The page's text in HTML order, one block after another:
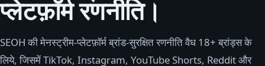
प्लेटफ़ॉर्म रणनीति।
SEOH की मेनस्ट्रीम-प्लेटफ़ॉर्म ब्रांड-सुरक्षित रणनीति वैध 18+ ब्रांड्स के
लिये, जिसमें TikTok, Instagram, YouTube Shorts, Reddit और